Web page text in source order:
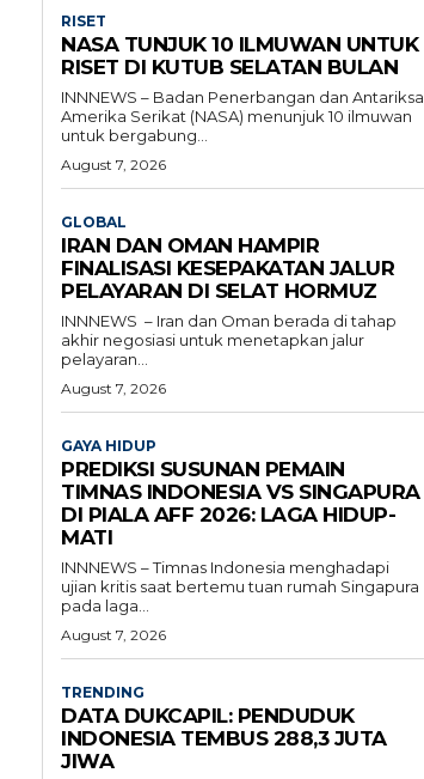
RISET
NASA TUNJUK 10 ILMUWAN UNTUK
RISET DI KUTUB SELATAN BULAN
INNNEWS – Badan Penerbangan dan Antariksa
Amerika Serikat (NASA) menunjuk 10 ilmuwan
untuk bergabung...
August 7, 2026
GLOBAL
IRAN DAN OMAN HAMPIR
FINALISASI KESEPAKATAN JALUR
PELAYARAN DI SELAT HORMUZ
INNNEWS – Iran dan Oman berada di tahap
akhir negosiasi untuk menetapkan jalur
pelayaran...
August 7, 2026
GAYA HIDUP
PREDIKSI SUSUNAN PEMAIN
TIMNAS INDONESIA VS SINGAPURA
DI PIALA AFF 2026: LAGA HIDUP-
MATI
INNNEWS – Timnas Indonesia menghadapi
ujian kritis saat bertemu tuan rumah Singapura
pada laga...
August 7, 2026
TRENDING
DATA DUKCAPIL: PENDUDUK
INDONESIA TEMBUS 288,3 JUTA
JIWA